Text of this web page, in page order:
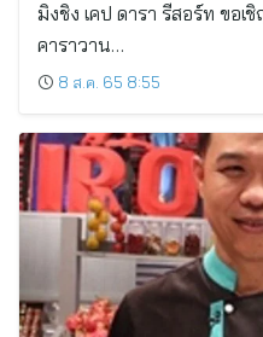
มิงชิง เคป ดารา รีสอร์ท ขอ
คาราวาน…
8 ส.ค. 65 8:55